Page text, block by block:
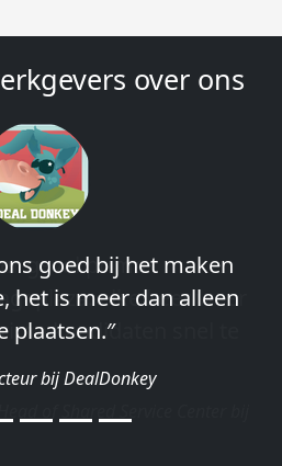
over ons
geval prima
elke keer weer
kandidaten snel te